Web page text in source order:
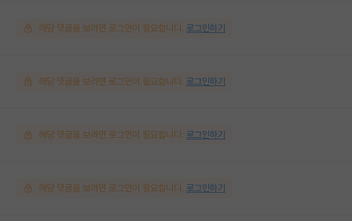
해당 댓글을 보려면 로그인이 필요합니다. 로그인하기
해당 댓글을 보려면 로그인이 필요합니다. 로그인하기
해당 댓글을 보려면 로그인이 필요합니다. 로그인하기
해당 댓글을 보려면 로그인이 필요합니다. 로그인하기